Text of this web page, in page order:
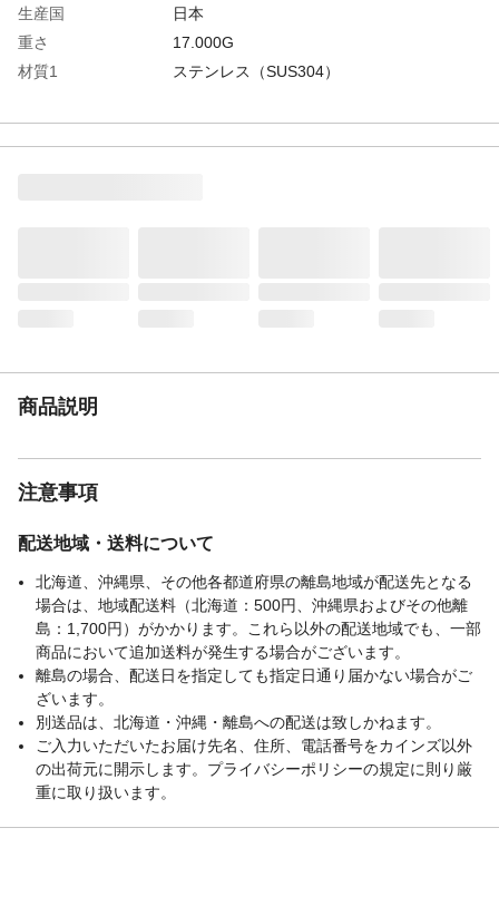
生産国
日本
重さ
17.000G
材質1
ステンレス（SUS304）
商品説明
注意事項
配送地域・送料について
北海道、沖縄県、その他各都道府県の離島地域が配送先となる
場合は、地域配送料（北海道：500円、沖縄県およびその他離
島：1,700円）がかかります。これら以外の配送地域でも、一部
商品において追加送料が発生する場合がございます。
離島の場合、配送日を指定しても指定日通り届かない場合がご
ざいます。
別送品は、北海道・沖縄・離島への配送は致しかねます。
ご入力いただいたお届け先名、住所、電話番号をカインズ以外
の出荷元に開示します。プライバシーポリシーの規定に則り厳
重に取り扱います。